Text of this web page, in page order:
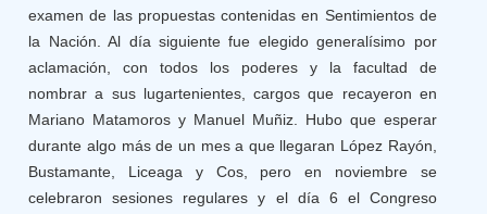
examen de las propuestas contenidas en Sentimientos de
la Nación. Al día siguiente fue elegido generalísimo por
aclamación, con todos los poderes y la facultad de
nombrar a sus lugartenientes, cargos que recayeron en
Mariano Matamoros y Manuel Muñiz. Hubo que esperar
durante algo más de un mes a que llegaran López Rayón,
Bustamante, Liceaga y Cos, pero en noviembre se
celebraron sesiones regulares y el día 6 el Congreso